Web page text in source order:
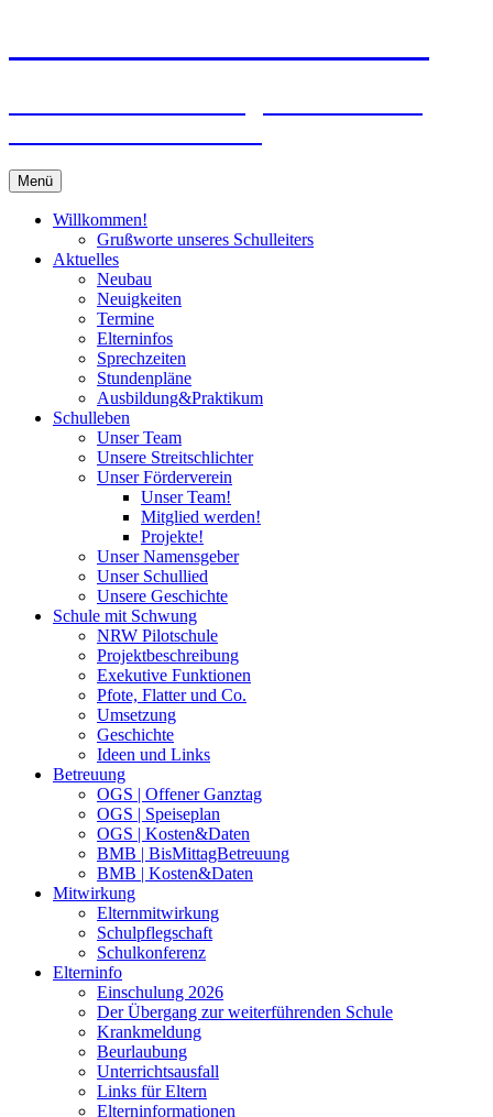
Menü
Willkommen!
Grußworte unseres Schulleiters
Aktuelles
Neubau
Neuigkeiten
Termine
Elterninfos
Sprechzeiten
Stundenpläne
Ausbildung&Praktikum
Schulleben
Unser Team
Unsere Streitschlichter
Unser Förderverein
Unser Team!
Mitglied werden!
Projekte!
Unser Namensgeber
Unser Schullied
Unsere Geschichte
Schule mit Schwung
NRW Pilotschule
Projektbeschreibung
Exekutive Funktionen
Pfote, Flatter und Co.
Umsetzung
Geschichte
Ideen und Links
Betreuung
OGS | Offener Ganztag
OGS | Speiseplan
OGS | Kosten&Daten
BMB | BisMittagBetreuung
BMB | Kosten&Daten
Mitwirkung
Elternmitwirkung
Schulpflegschaft
Schulkonferenz
Elterninfo
Einschulung 2026
Der Übergang zur weiterführenden Schule
Krankmeldung
Beurlaubung
Unterrichtsausfall
Links für Eltern
Elterninformationen